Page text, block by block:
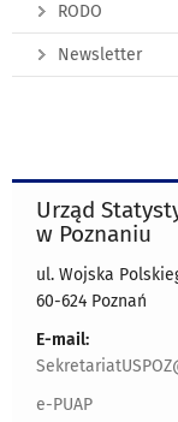
RODO
Newsletter
Urząd
w Poznaniu
ul. Wojska
60-624 Poznań
E-mail:
e-PUAP